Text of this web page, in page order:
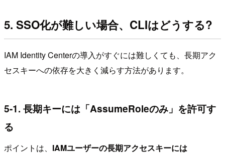
5. SSO化が難しい場合、CLIはどうする?
IAM Identity Centerの導入がすぐには難しくても、長期アク
セスキーへの依存を大きく減らす方法があります。
5-1. 長期キーには「AssumeRoleのみ」を許可す
る
ポイントは、 IAMユーザーの長期アクセスキーには